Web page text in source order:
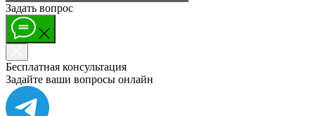
МЕНЮ
Задать вопрос
Бесплатная консультация
Задайте ваши вопросы онлайн